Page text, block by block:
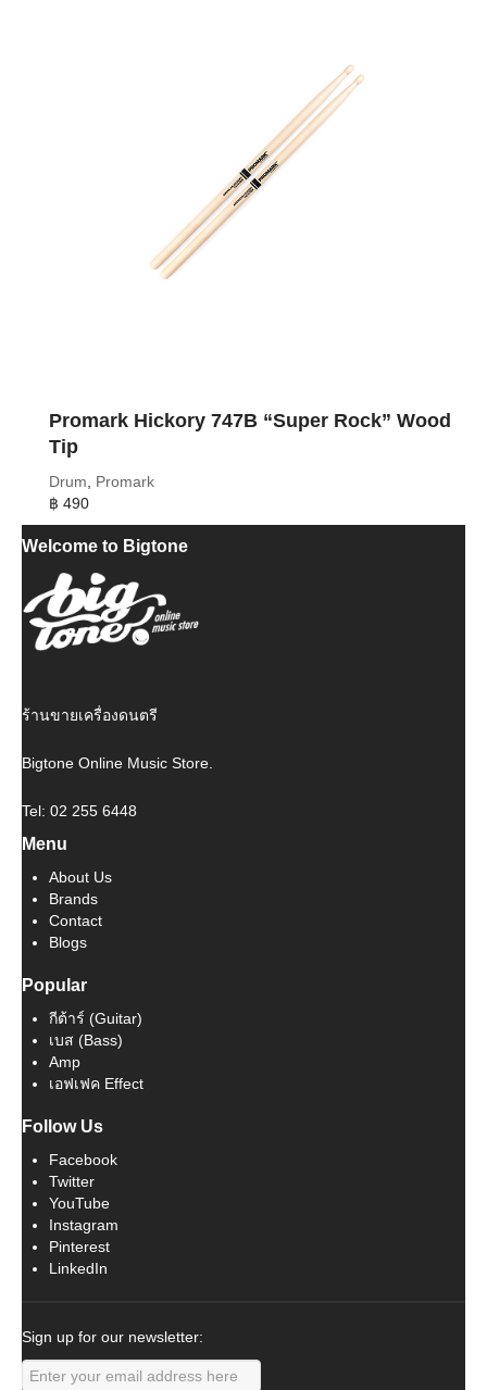
Promark Hickory 747B “Super Rock” Wood
Tip
Drum, Promark
฿ 490
Welcome to Bigtone
ร้านขายเครื่องดนตรี
Bigtone Online Music Store.
Tel: 02 255 6448
Menu
About Us
Brands
Contact
Blogs
Popular
กีต้าร์ (Guitar)
เบส (Bass)
Amp
เอฟเฟค Effect
Follow Us
Facebook
Twitter
YouTube
Instagram
Pinterest
LinkedIn
Sign up for our newsletter: